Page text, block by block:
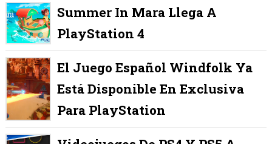
Summer In Mara Llega A
PlayStation 4
El Juego Español Windfolk Ya
Está Disponible En Exclusiva
Para PlayStation